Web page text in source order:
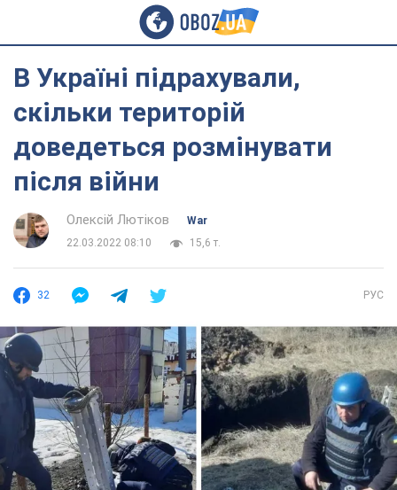
В Україні підрахували,
скільки територій
доведеться розмінувати
після війни
Олексій Лютіков
War
22.03.2022 08:10
15,6 т.
32 РУС